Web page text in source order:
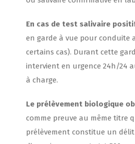
En cas de test salivaire
en garde à vue pour conduite
certains cas). Durant cette
intervient en urgence 24h/24
à charge.
Le prélèvement biologique
comme preuve au même titre
prélèvement constitue un